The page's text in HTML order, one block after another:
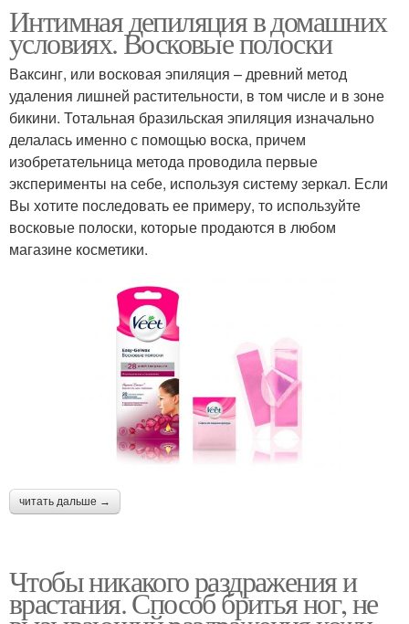
Интимная депиляция в домашних
условиях. Восковые полоски
Ваксинг, или восковая эпиляция – древний метод
удаления лишней растительности, в том числе и в зоне
бикини. Тотальная бразильская эпиляция изначально
делалась именно с помощью воска, причем
изобретательница метода проводила первые
эксперименты на себе, используя систему зеркал. Если
Вы хотите последовать ее примеру, то используйте
восковые полоски, которые продаются в любом
магазине косметики.
читать дальше →
Чтобы никакого раздражения и
врастания. Способ бритья ног, не